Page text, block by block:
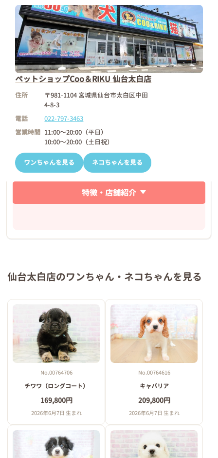
ペットショップCoo＆RIKU 仙台太白店
住所
〒981-1104 宮城県仙台市太白区中田
4-8-3
電話
022-797-3463
営業時間 11:00～20:00（平日）
10:00～20:00（土日祝）
ワンちゃんを見る ネコちゃんを見る
特徴・店舗紹介
仙台太白店のワンちゃん・ネコちゃんを見る
No.00764706
チワワ（ロングコート）
169,800円
2026年6月7日 生まれ
No.00764616
キャバリア
209,800円
2026年6月7日 生まれ